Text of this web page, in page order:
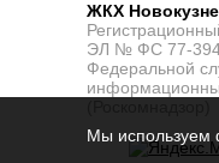
ЖКХ
ЭЛ № ФС 77-
Федеральной
Мы используем